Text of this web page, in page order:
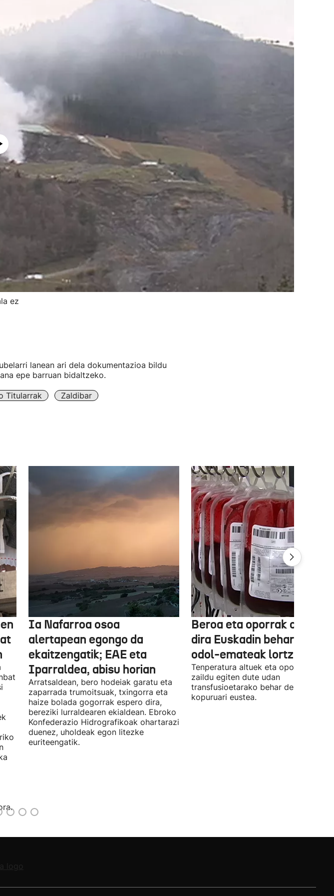
ez
lanean ari dela dokumentazioa bildu
epe barruan bidaltzeko.
Titularrak
Zaldibar
Ia Nafarroa osoa
alertapean egongo da
ekaitzengatik; EAE eta
Iparraldea, abisu horian
Arratsaldean, bero hodeiak garatu eta
zaparrada trumoitsuak, txingorra eta
haize bolada gogorrak espero dira,
bereziki lurraldearen ekialdean. Ebroko
Konfederazio Hidrografikoak ohartarazi
duenez, uholdeak egon litezke
euriteengatik.
Beroa eta oporrak oztopo
dira Euskadin behar diren
odol-emateak lortzeko
Tenperatura altuek eta oporraldiek
zaildu egiten dute udan
transfusioetarako behar den odol
kopuruari eustea.